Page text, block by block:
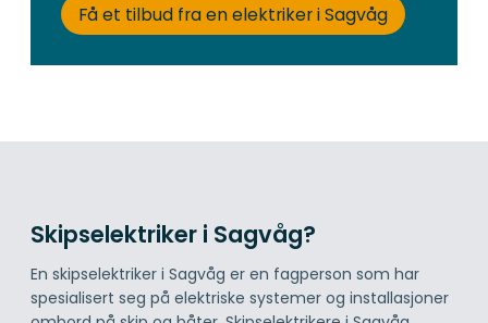
Få et tilbud fra en elektriker i Sagvåg
Skipselektriker i Sagvåg?
En skipselektriker i Sagvåg er en fagperson som har
spesialisert seg på elektriske systemer og installasjoner